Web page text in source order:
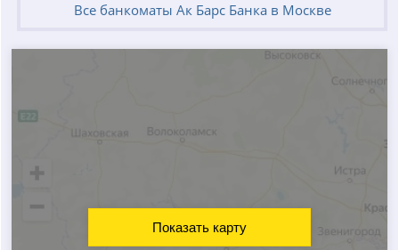
Все банкоматы Ак Барс Банка в Москве
Показать карту